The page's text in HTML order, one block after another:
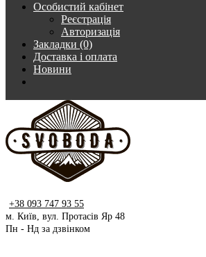
Особистий кабінет
Реєстрація
Авторизація
Закладки (0)
Доставка і оплата
Новини
+38 093 747 93 55
м. Київ, вул. Протасів Яр 48
Пн - Нд за дзвінком